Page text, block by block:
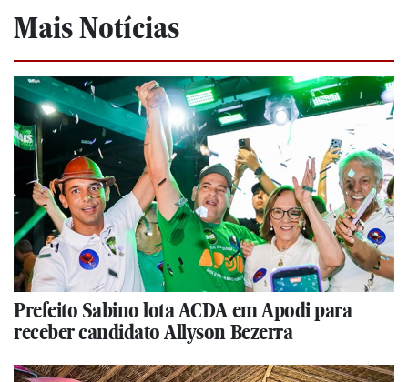
Mais Notícias
Prefeito Sabino lota ACDA em Apodi para
receber candidato Allyson Bezerra